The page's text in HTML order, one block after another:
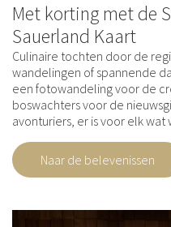
Met korting met de
Sauerland Kaart
Culinaire tochten door de
wandelingen of spannende
een fotowandeling voor de
boswachters voor de
avonturiers, er is voor elk
Naar de belevenissen